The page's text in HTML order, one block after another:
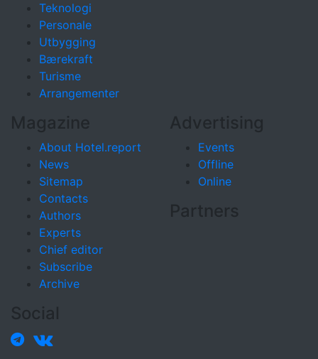
Teknologi
Personale
Utbygging
Bærekraft
Turisme
Arrangementer
Magazine
About Hotel.report
News
Sitemap
Contacts
Authors
Experts
Chief editor
Subscribe
Archive
Advertising
Events
Offline
Online
Partners
Social